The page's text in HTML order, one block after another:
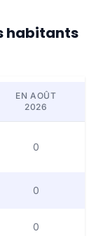
habitants
EN AOÛT
2026
0
0
0